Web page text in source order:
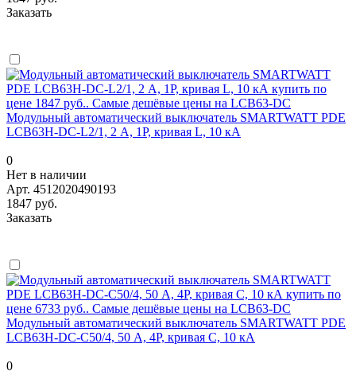
Заказать
Модульный автоматический выключатель SMARTWATT PDE
LCB63H-DC-L2/1, 2 А, 1P, кривая L, 10 кА
0
Нет в наличии
Арт. 4512020490193
1847 руб.
Заказать
Модульный автоматический выключатель SMARTWATT PDE
LCB63H-DC-C50/4, 50 А, 4P, кривая C, 10 кА
0